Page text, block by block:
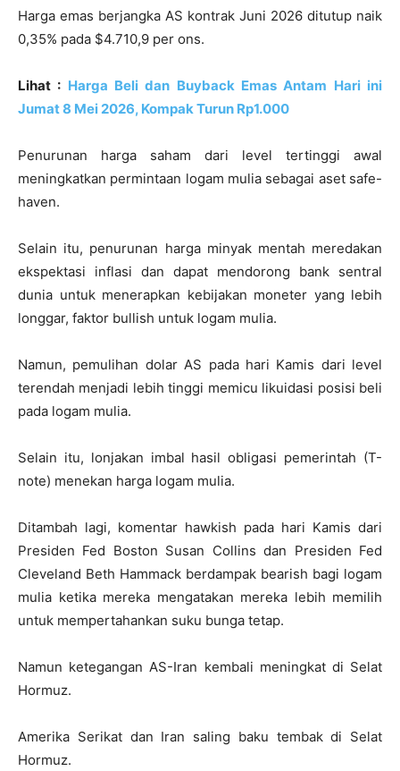
Harga emas berjangka AS kontrak Juni 2026 ditutup naik
0,35% pada $4.710,9 per ons.
Lihat : Harga Beli dan Buyback Emas Antam Hari ini
Jumat 8 Mei 2026, Kompak Turun Rp1.000
Penurunan harga saham dari level tertinggi awal
meningkatkan permintaan logam mulia sebagai aset safe-
haven.
Selain itu, penurunan harga minyak mentah meredakan
ekspektasi inflasi dan dapat mendorong bank sentral
dunia untuk menerapkan kebijakan moneter yang lebih
longgar, faktor bullish untuk logam mulia.
Namun, pemulihan dolar AS pada hari Kamis dari level
terendah menjadi lebih tinggi memicu likuidasi posisi beli
pada logam mulia.
Selain itu, lonjakan imbal hasil obligasi pemerintah (T-
note) menekan harga logam mulia.
Ditambah lagi, komentar hawkish pada hari Kamis dari
Presiden Fed Boston Susan Collins dan Presiden Fed
Cleveland Beth Hammack berdampak bearish bagi logam
mulia ketika mereka mengatakan mereka lebih memilih
untuk mempertahankan suku bunga tetap.
Namun ketegangan AS-Iran kembali meningkat di Selat
Hormuz.
Amerika Serikat dan Iran saling baku tembak di Selat
Hormuz.